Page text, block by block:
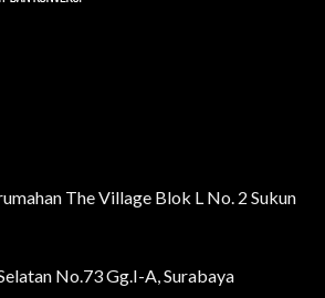
The Village Blok L No. 2 Sukun
No.73 Gg.I-A, Surabaya